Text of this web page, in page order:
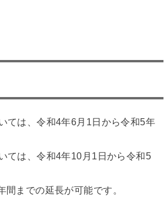
ては、令和4年6月1日から令和5年
ては、令和4年10月1日から令和5
間までの延長が可能です。